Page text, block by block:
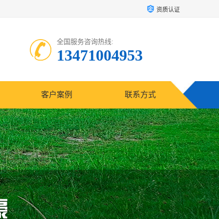
资质认证
全国服务咨询热线:
13471004953
客户案例 联系方式